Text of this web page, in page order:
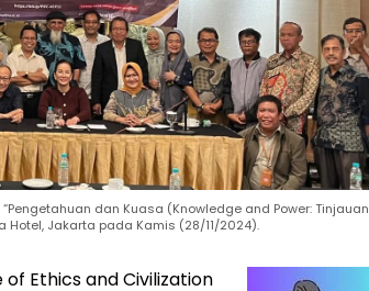
dan Kuasa (Knowledge and Power: Tinjauan
Hotel, Jakarta pada Kamis (28/11/2024).
Ethics and Civilization